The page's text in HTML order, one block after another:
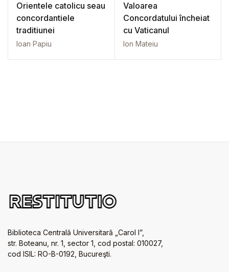
Orientele catolicu seau
concordantiele
traditiunei
Ioan Papiu
Valoarea
Concordatului încheiat
cu Vaticanul
Ion Mateiu
Biblioteca Centrală Universitară „Carol I”,
str. Boteanu, nr. 1, sector 1, cod postal: 010027,
cod ISIL: RO-B-0192, Bucureşti.